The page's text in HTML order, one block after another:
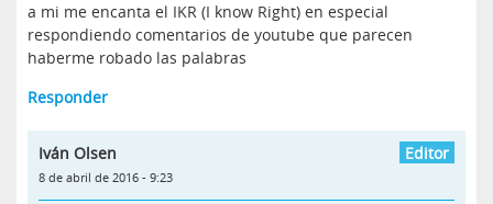
a mi me encanta el IKR (I know Right) en especial
respondiendo comentarios de youtube que parecen
haberme robado las palabras
Responder
Iván Olsen
8 de abril de 2016 - 9:23